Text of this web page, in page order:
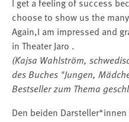
I get a feeling of success
choose to show us the
Again,I am impressed and
in Theater Jaro .
(Kajsa Wahlström,
des Buches "Jungen,
Bestseller zum Thema
Den beiden